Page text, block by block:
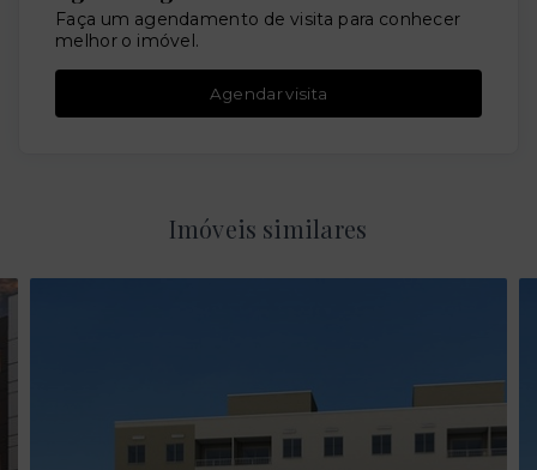
Faça um agendamento de visita para conhecer
melhor o imóvel.
Agendar visita
Imóveis similares